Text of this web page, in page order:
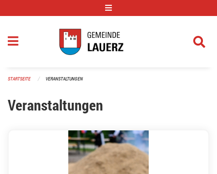
STARTSEITE VERANSTALTUNGEN
Veranstaltungen